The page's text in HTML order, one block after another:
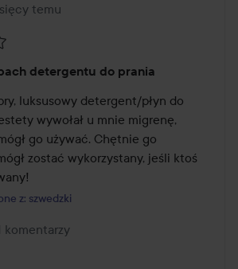
temu
utworzony 2 miesięcy temu
detergentu do prania
luksusowy detergent/płyn do
wywołał u mnie migrenę,
go używać. Chętnie go
zostać wykorzystany, jeśli ktoś
z: szwedzki
komentarzy